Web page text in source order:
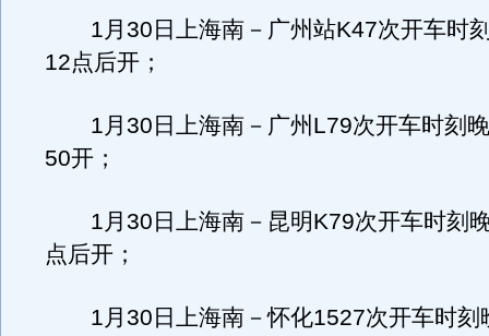
1月30日上海南－广州站K47次开车时
12点后开；
1月30日上海南－广州L79次开车时刻
50开；
1月30日上海南－昆明K79次开车时刻
点后开；
1月30日上海南－怀化1527次开车时刻